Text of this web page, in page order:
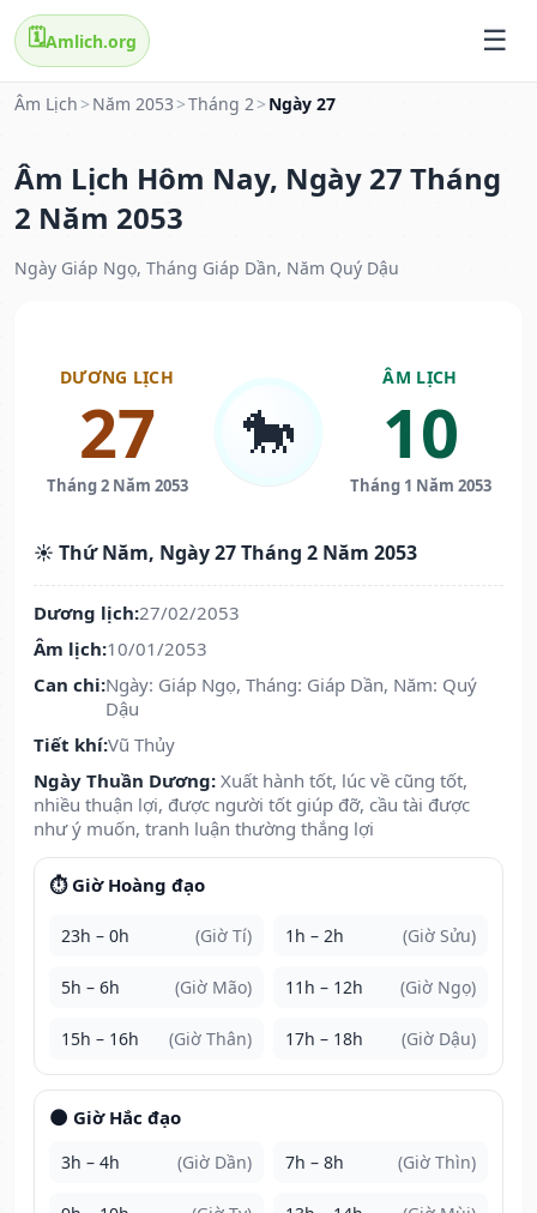
🗓️Amlich.org
Âm Lịch > Năm 2053 >Tháng 2> Ngày 27
Âm Lịch Hôm Nay, Ngày 27 Tháng
2 Năm 2053
Ngày Giáp Ngọ, Tháng Giáp Dần, Năm Quý Dậu
DƯƠNG LỊCH
27
Tháng 2 Năm 2053
🐎
ÂM LỊCH
10
Tháng 1 Năm 2053
☀️ Thứ Năm, Ngày 27 Tháng 2 Năm 2053
Dương lịch:27/02/2053
Âm lịch:10/01/2053
Can chi:Ngày: Giáp Ngọ, Tháng: Giáp Dần, Năm: Quý
Dậu
Tiết khí:Vũ Thủy
Ngày Thuần Dương: Xuất hành tốt, lúc về cũng tốt,
nhiều thuận lợi, được người tốt giúp đỡ, cầu tài được
như ý muốn, tranh luận thường thắng lợi
⏱️ Giờ Hoàng đạo
23h – 0h (Giờ Tí) 1h – 2h (Giờ Sửu)
5h – 6h (Giờ Mão) 11h – 12h (Giờ Ngọ)
15h – 16h (Giờ Thân) 17h – 18h (Giờ Dậu)
🌑 Giờ Hắc đạo
3h – 4h (Giờ Dần) 7h – 8h (Giờ Thìn)